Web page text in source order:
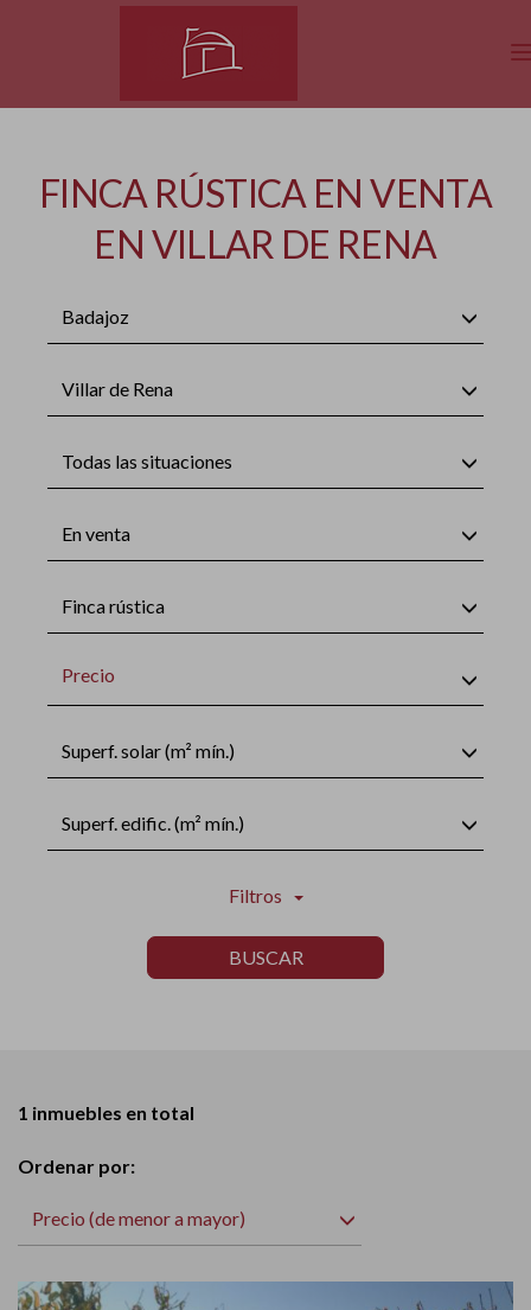
FINCA RÚSTICA EN VENTA
EN VILLAR DE RENA
Badajoz
Villar de Rena
Todas las situaciones
En venta
Finca rústica
Precio
Superf. solar (m² mín.)
Superf. edific. (m² mín.)
Filtros
BUSCAR
1 inmuebles en total
Ordenar por:
Precio (de menor a mayor)
Previous Next